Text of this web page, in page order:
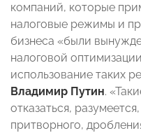
компаний, которые
налоговые режимы и
бизнеса «были
налоговой
использование таких
Владимир Путин.
отказаться,
притворного,